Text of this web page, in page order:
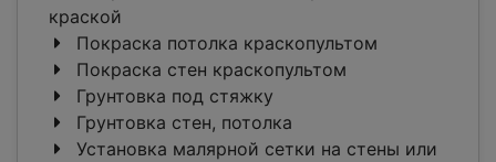
краской
Покраска потолка краскопультом
Покраска стен краскопультом
Грунтовка под стяжку
Грунтовка стен, потолка
Установка малярной сетки на стены или